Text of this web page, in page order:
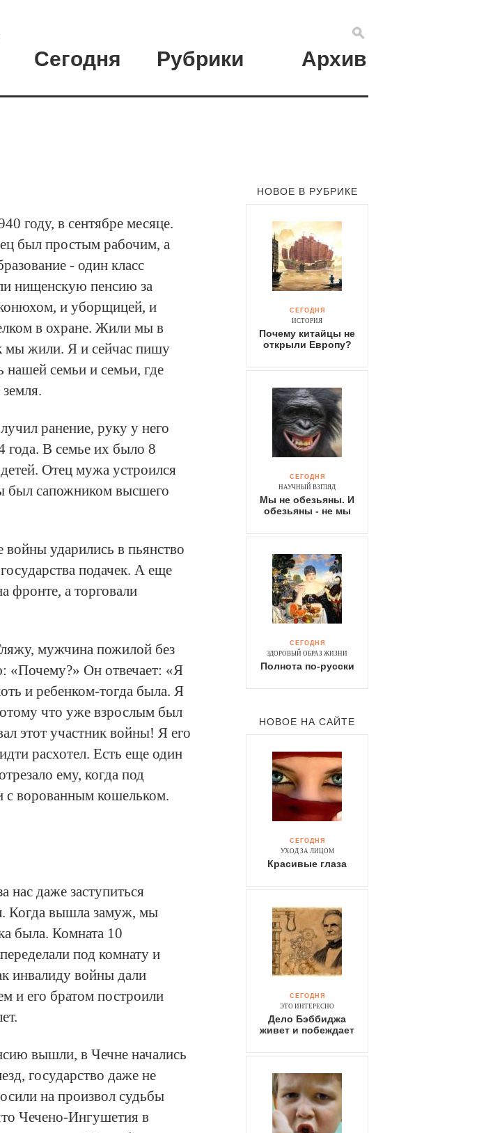
Сегодня Рубрики Архив
году, в сентябре месяце.
был простым рабочим, а
- один класс
нищенскую пенсию за
и уборщицей, и
в охране. Жили мы в
мы жили. Я и сейчас пишу
нашей семьи и семьи, где
ранение, руку у него
года. В семье их было 8
Отец мужа устроился
был сапожником высшего
ударились в пьянство
подачек. А еще
фронте, а торговали
мужчина пожилой без
«Почему?» Он отвечает: «Я
и ребенком-тогда была. Я
что уже взрослым был
этот участник войны! Я его
расхотел. Есть еще один
ему, когда под
с ворованным кошельком.
нас даже заступиться
Когда вышла замуж, мы
была. Комната 10
под комнату и
инвалиду войны дали
и его братом построили
вышли, в Чечне начались
государство даже не
на произвол судьбы
Чечено-Ингушетия в
НОВОЕ В РУБРИКЕ
СЕГОДНЯ
ИСТОРИЯ
Почему китайцы не
открыли Европу?
СЕГОДНЯ
НАУЧНЫЙ ВЗГЛЯД
Мы не обезьяны. И
обезьяны - не мы
СЕГОДНЯ
ЗДОРОВЫЙ ОБРАЗ ЖИЗНИ
Полнота по-русски
НОВОЕ НА САЙТЕ
СЕГОДНЯ
УХОД ЗА ЛИЦОМ
Красивые глаза
СЕГОДНЯ
ЭТО ИНТЕРЕСНО
Дело Бэббиджа
живет и побеждает